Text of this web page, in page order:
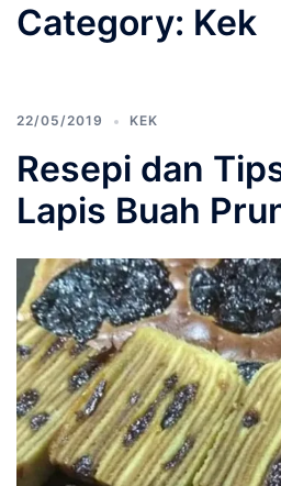
Category: Kek
22/05/2019 KEK
Resepi dan
Lapis Buah